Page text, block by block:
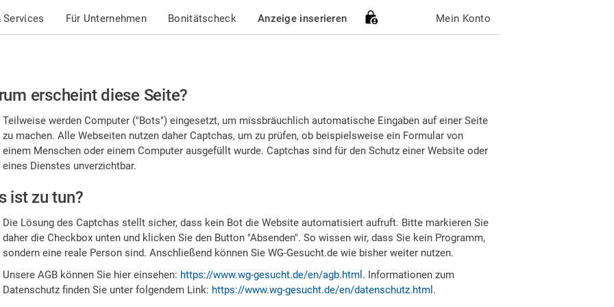
Services Für Unternehmen Bonitätscheck Anzeige inserieren Mein Konto
erscheint diese Seite?
Teilweise werden Computer ("Bots") eingesetzt, um missbräuchlich automatische Eingaben auf einer Seite
zu machen. Alle Webseiten nutzen daher Captchas, um zu prüfen, ob beispielsweise ein Formular von
einem Menschen oder einem Computer ausgefüllt wurde. Captchas sind für den Schutz einer Website oder
eines Dienstes unverzichtbar.
ist zu tun?
Die Lösung des Captchas stellt sicher, dass kein Bot die Website automatisiert aufruft. Bitte markieren Sie
daher die Checkbox unten und klicken Sie den Button "Absenden". So wissen wir, dass Sie kein Programm,
sondern eine reale Person sind. Anschließend können Sie WG-Gesucht.de wie bisher weiter nutzen.
Unsere AGB können Sie hier einsehen: https://www.wg-gesucht.de/en/agb.html . Informationen zum
Datenschutz finden Sie unter folgendem Link: https://www.wg-gesucht.de/en/datenschutz.html .